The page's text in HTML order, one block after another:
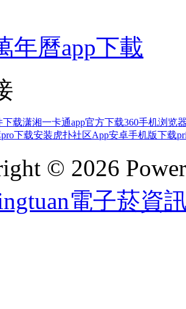
年曆app下載
下载潇湘一卡通app官方下载360手机浏览
下载安装虎扑社区App安卓手机版下载
© 2026
電子菸資